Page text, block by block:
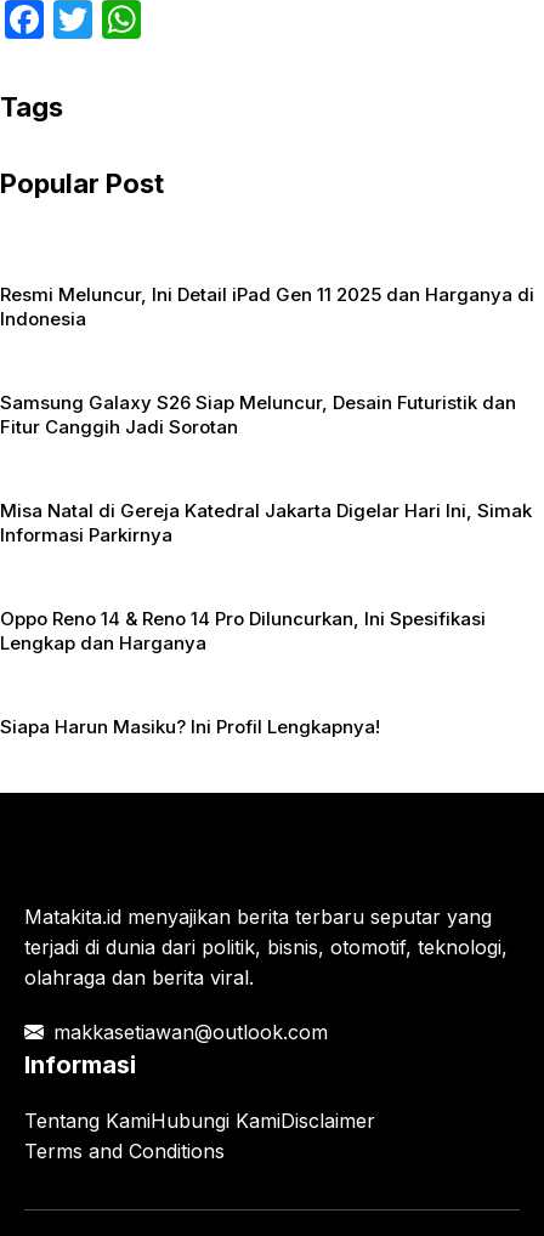
F
c
e
b
k
T
A
Tags
Popular Post
Resmi Meluncur, Ini Detail iPad Gen 11 2025 dan Harganya di
Indonesia
Samsung Galaxy S26 Siap Meluncur, Desain Futuristik dan
Fitur Canggih Jadi Sorotan
Misa Natal di Gereja Katedral Jakarta Digelar Hari Ini, Simak
Informasi Parkirnya
Oppo Reno 14 & Reno 14 Pro Diluncurkan, Ini Spesifikasi
Lengkap dan Harganya
Siapa Harun Masiku? Ini Profil Lengkapnya!
Matakita.id menyajikan berita terbaru seputar yang
terjadi di dunia dari politik, bisnis, otomotif, teknologi,
olahraga dan berita viral.
makkasetiawan@outlook.com
Informasi
Tentang KamiHubungi KamiDisclaimer
Terms and Conditions